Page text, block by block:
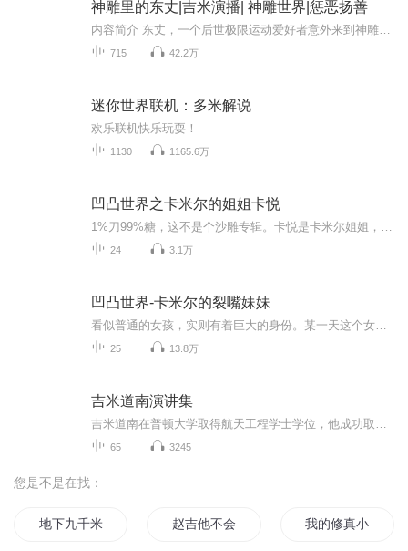
神雕里的东丈|吉米演播| 神雕世界|惩恶扬善
715 42.2万
迷你世界联机：多米解说
欢乐联机快乐玩耍！
1130 1165.6万
凹凸世界之卡米尔的姐姐卡悦
24 3.1万
凹凸世界-卡米尔的裂嘴妹妹
25 13.8万
吉米道南演讲集
65 3245
您是不是在找：
地下九千米 赵吉他不会弹吉他 我的修真小米三